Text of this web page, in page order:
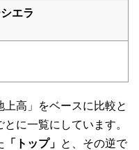
エラ
上高」をベースに比較と
に一覧にしています。
「トップ」 と、その逆で